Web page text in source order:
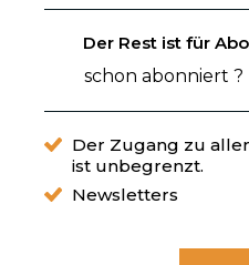
Der Rest ist für
schon abonniert ?
Der Zugang zu
ist unbegrenzt.
Newsletters